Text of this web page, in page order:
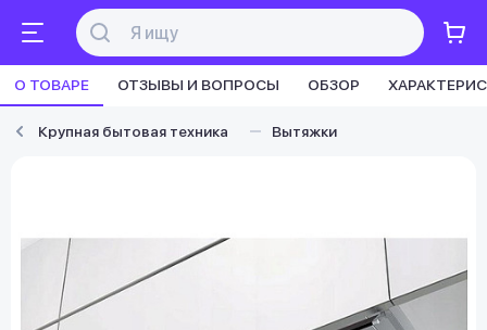
О ТОВАРЕ ОТЗЫВЫ И ВОПРОСЫ ОБЗОР
Крупная бытовая техника Вытяжки